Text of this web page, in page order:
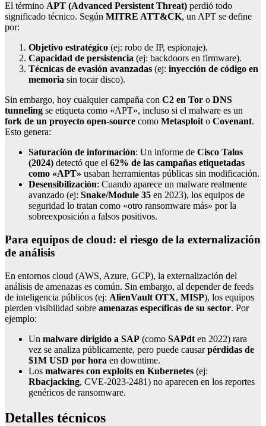
El término APT (Advanced Persistent Threat) perdió todo
significado técnico. Según MITRE ATT&CK, un APT se define
por:
Objetivo estratégico (ej: robo de IP, espionaje).
Capacidad de persistencia (ej: backdoors en firmware).
Técnicas de evasión avanzadas (ej: inyección de código en
memoria sin tocar disco).
Sin embargo, hoy cualquier campaña con C2 en Tor o DNS
tunneling se etiqueta como «APT», incluso si el malware es un
fork de un proyecto open-source como Metasploit o Covenant.
Esto genera:
Saturación de información: Un informe de Cisco Talos
(2024) detectó que el 62% de las campañas etiquetadas
como «APT» usaban herramientas públicas sin modificación.
Desensibilización: Cuando aparece un malware realmente
avanzado (ej: Snake/Module 35 en 2023), los equipos de
seguridad lo tratan como «otro ransomware más» por la
sobreexposición a falsos positivos.
Para equipos de cloud: el riesgo de la externalización
de análisis
En entornos cloud (AWS, Azure, GCP), la externalización del
análisis de amenazas es común. Sin embargo, al depender de feeds
de inteligencia públicos (ej: AlienVault OTX, MISP), los equipos
pierden visibilidad sobre amenazas específicas de su sector. Por
ejemplo:
Un malware dirigido a SAP (como SAPdt en 2022) rara
vez se analiza públicamente, pero puede causarpérdidas de
$1M USD por hora en downtime.
Los malwares con exploits en Kubernetes (ej:
Rbacjacking, CVE-2023-2481) no aparecen en los reportes
genéricos de ransomware.
Detalles técnicos